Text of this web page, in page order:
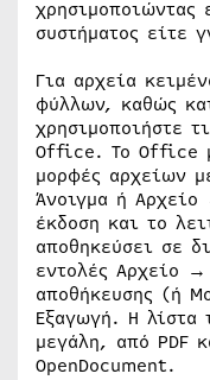
χρησιμοποιώντας
συστήματος είτε
Για αρχεία
φύλλων, καθώς
χρησιμοποιήστε
Office. Το Office
μορφές αρχείων
Άνοιγμα ή
έκδοση και το
αποθηκεύσει σε
εντολές Αρχείο
αποθήκευσης (ή
Εξαγωγή. Η λίστα
μεγάλη, από PDF
OpenDocument.